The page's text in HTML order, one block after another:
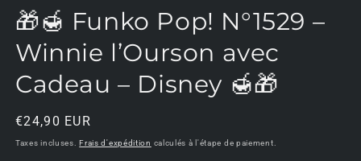
🎁🍯 Funko Pop! N°1529 –
Winnie l’Ourson avec
Cadeau – Disney 🍯🎁
Prix
habituel
€24,90 EUR
Taxes incluses.Frais d'expédition calculés à l'étape de paiement.